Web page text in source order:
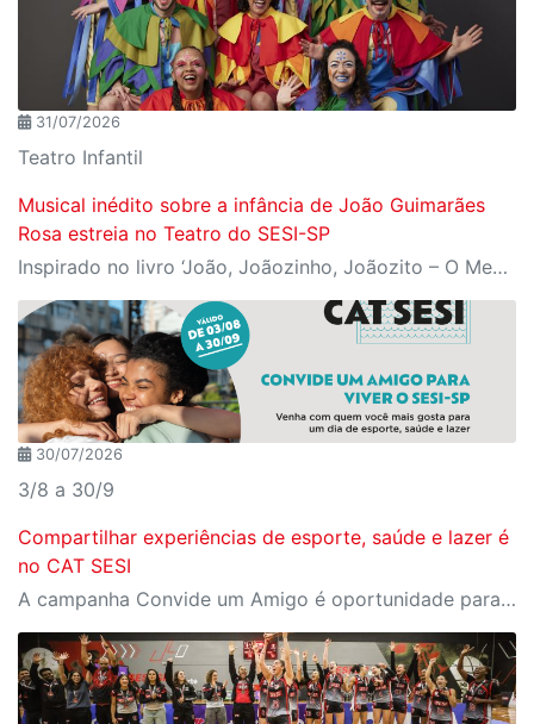
31/07/2026
Teatro Infantil
Musical inédito sobre a infância de João Guimarães
Rosa estreia no Teatro do SESI-SP
Inspirado no livro ‘João, Joãozinho, Joãozito – O Menino Encantado’, de Claudio Fragata, com direção e dramaturgia de Márcio Araújo, espetáculo acompanha os primeiros anos de vida do escritor mineiro e transforma sua infância em uma celebração da imaginação, da leitura e da cultura popular brasileira
30/07/2026
3/8 a 30/9
Compartilhar experiências de esporte, saúde e lazer é
no CAT SESI
A campanha Convide um Amigo é oportunidade para reunir amigos para aproveitar juntos toda estrutura da unidade SESI-SP mais próxima. Os benefícios para clientes e convidados estão no regulamento